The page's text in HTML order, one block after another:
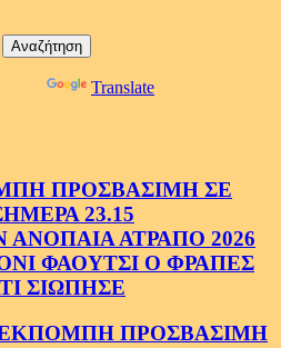
Translate
ΠΡΟΣΒΑΣΙΜΗ ΣΕ
23.15
ΑΝΟΠΑΙΑ ΑΤΡΑΠΟ 2026
ΦΑΟΥΤΣΙ Ο ΦΡΑΠΕΣ
ΣΙΩΠΗΣΕ
ΕΚΠΟΜΠΗ ΠΡΟΣΒΑΣΙΜΗ